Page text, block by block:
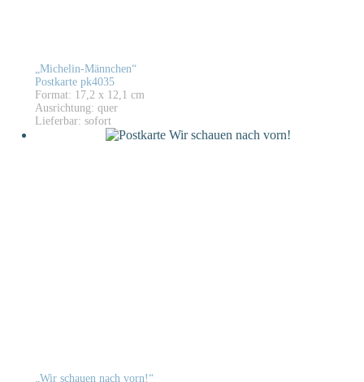
„Michelin-Männchen“
Postkarte pk4035
Format: 17,2 x 12,1 cm
Ausrichtung: quer
Lieferbar: sofort
„Wir schauen nach vorn!“